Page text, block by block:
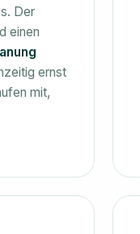
Der
einen
ernst
mit,